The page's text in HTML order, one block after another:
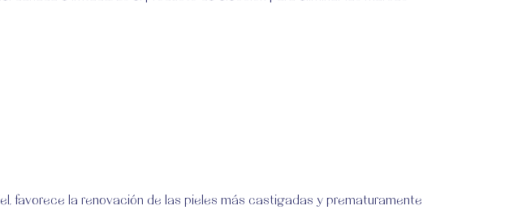
favorece la renovación de las pieles más castigadas y prematuramente